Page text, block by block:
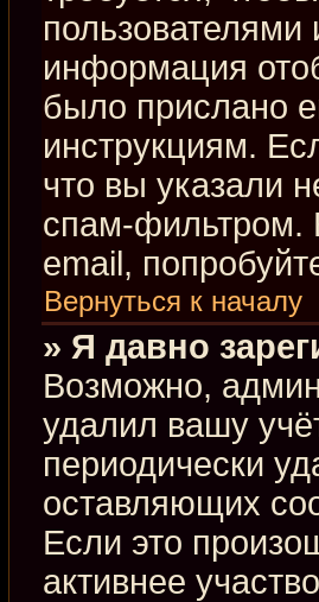
информация
было прислано
инструкциям.
что вы указали
спам-фильтром.
email,
Вернуться к началу
» Я давно
Возможно,
удалил вашу
периодически
оставляющих
Если это
активнее